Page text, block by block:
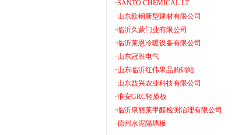
·SANTO CHEMICAL LT
·山东欧钢新型建材有限公司
·临沂久蒙门业有限公司
·临沂莱恩冷暖设备有限公司
·山东冠胜电气
·山东临沂红伟果品购销站
·山东益兴农业科技有限公司
·淮安GRC轻质板
·临沂康丽莱甲醛检测治理有限公司
·德州水泥隔墙板